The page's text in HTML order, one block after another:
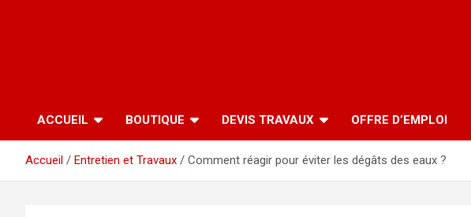
ACCUEIL BOUTIQUE DEVIS TRAVAUX OFFRE D’EMPLOI
Accueil Entretien et Travaux Comment réagir pour éviter les dégâts des eaux ?